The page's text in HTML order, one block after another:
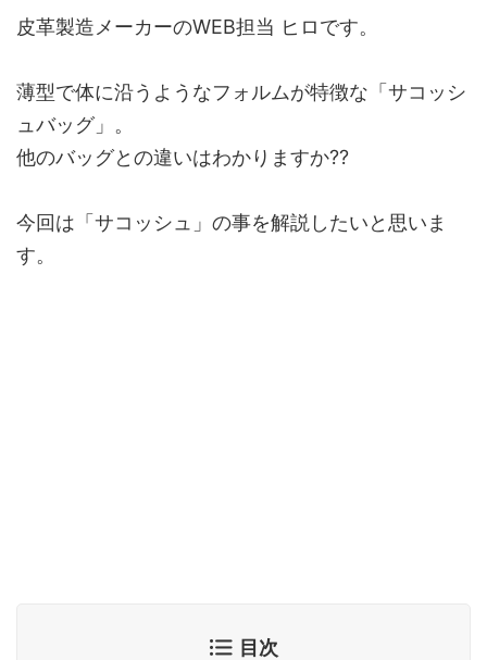
皮革製造メーカーのWEB担当 ヒロです。
薄型で体に沿うようなフォルムが特徴な「サコッシ
ュバッグ」。
他のバッグとの違いはわかりますか??
今回は「サコッシュ」の事を解説したいと思いま
す。
目次